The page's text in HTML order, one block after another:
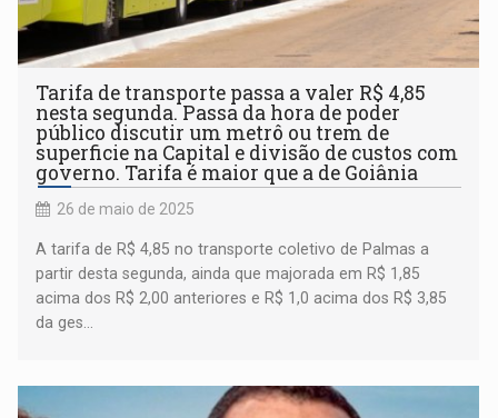
Tarifa de transporte passa a valer R$ 4,85
nesta segunda. Passa da hora de poder
público discutir um metrô ou trem de
superficie na Capital e divisão de custos com
governo. Tarifa é maior que a de Goiânia
26 de maio de 2025
A tarifa de R$ 4,85 no transporte coletivo de Palmas a
partir desta segunda, ainda que majorada em R$ 1,85
acima dos R$ 2,00 anteriores e R$ 1,0 acima dos R$ 3,85
da ges...